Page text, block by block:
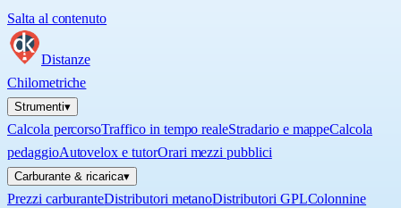
Salta al contenuto
Distanze
Chilometriche
Strumenti▾
Calcola percorsoTraffico in tempo realeStradario e mappeCalcola
pedaggioAutovelox e tutorOrari mezzi pubblici
Carburante & ricarica▾
Prezzi carburanteDistributori metanoDistributori GPLColonnine